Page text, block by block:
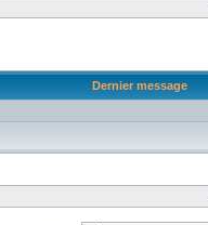
Dernier message